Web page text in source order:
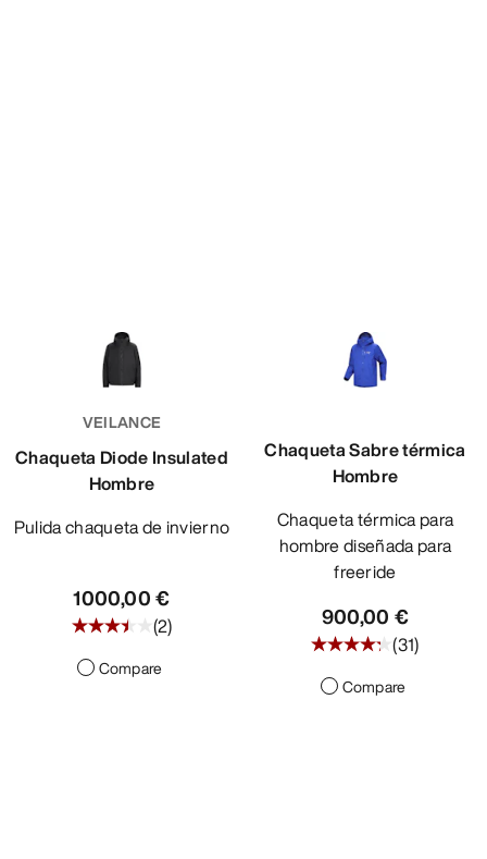
VEILANCE
Chaqueta Diode Insulated
Hombre
Pulida chaqueta de invierno
1000,00 €
(2)
Compare
Chaqueta Sabre térmica
Hombre
Chaqueta térmica para
hombre diseñada para
freeride
900,00 €
(31)
Compare